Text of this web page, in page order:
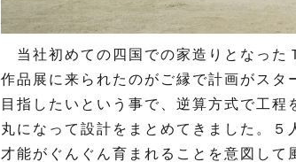
当社初めての四国での家造りとなった
作品展に来られたのがご縁で計画がス
目指したいという事で、逆算方式で工
丸になって設計をまとめてきました。
才能がぐんぐん育まれることを意図して